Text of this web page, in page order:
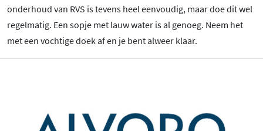
onderhoud van RVS is tevens heel eenvoudig, maar doe dit wel
regelmatig. Een sopje met lauw water is al genoeg. Neem het
met een vochtige doek af en je bent alweer klaar.